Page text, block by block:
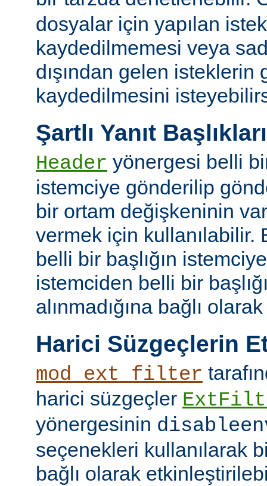
dosyalar için yapılan
kaydedilmemesi veya
dışından gelen isteklerin
kaydedilmesini
Şartlı Yanıt Başlıkları
Header yönergesi belli bir
istemciye gönderilip
bir ortam değişkeninin
vermek için kullanılabilir.
belli bir başlığın
istemciden belli bir
alınmadığına bağlı
Harici Süzgeçlerin
mod_ext_filter
harici süzgeçler
yönergesinin
seçenekleri kullanılarak
bağlı olarak